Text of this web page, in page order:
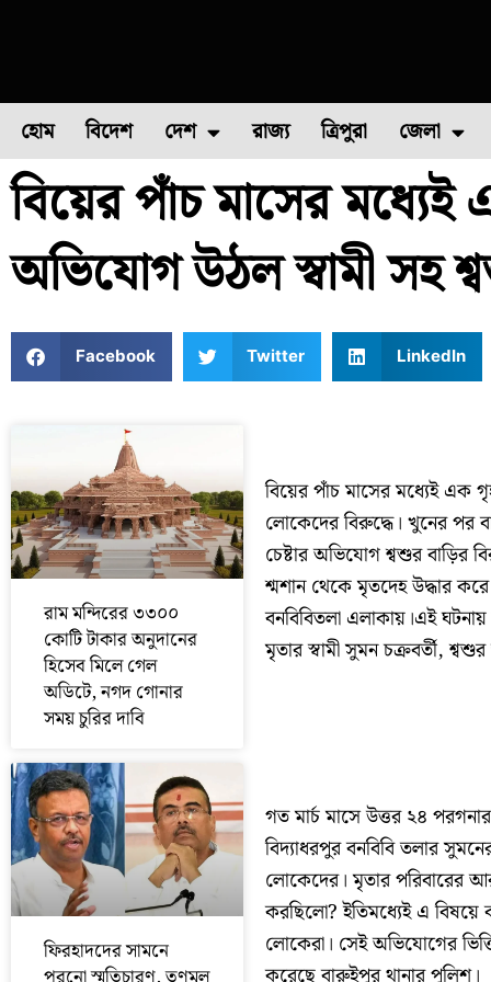
হোম বিদেশ দেশ
ফুল চাষ ফল চাষ মাছ চাষ পোল্ট্রি
রাজ্য ত্রিপুরা জেলা
উত্তর ২৪
বিয়ের পাঁচ মাসের
অভিযোগ উঠল স্বামী সহ
Facebook Twitter LinkedIn
রাম মন্দিরের ৩৩০০
কোটি টাকার অনুদানের
হিসেব মিলে গেল
অডিটে, নগদ গোনার
সময় চুরির দাবি
ফিরহাদদের সামনে
বিয়ের পাঁচ মাসের মধ্যেই এক
লোকেদের বিরুদ্ধে। খুনের পর
চেষ্টার অভিযোগ শ্বশুর বাড়ির
শ্মশান থেকে মৃতদেহ উদ্ধার
বনবিবিতলা এলাকায়।এই
মৃতার স্বামী সুমন চক্রবর্তী,
গত মার্চ মাসে উত্তর ২৪
বিদ্যাধরপুর বনবিবি তলার
লোকেদের। মৃতার পরিবারের
করছিলো? ইতিমধ্যেই এ বিষয়ে
লোকেরা। সেই অভিযোগের